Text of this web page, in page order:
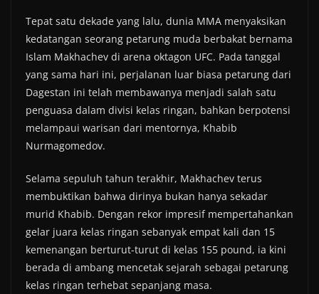
Tepat satu dekade yang lalu, dunia MMA menyaksikan
kedatangan seorang petarung muda berbakat bernama
Islam Makhachev di arena oktagon UFC. Pada tanggal
yang sama hari ini, perjalanan luar biasa petarung dari
Dagestan ini telah membawanya menjadi salah satu
penguasa dalam divisi kelas ringan, bahkan berpotensi
melampaui warisan dari mentornya, Khabib
Nurmagomedov.
Selama sepuluh tahun terakhir, Makhachev terus
membuktikan bahwa dirinya bukan hanya sekadar
murid Khabib. Dengan rekor impresif mempertahankan
gelar juara kelas ringan sebanyak empat kali dan 15
kemenangan berturut-turut di kelas 155 pound, ia kini
berada di ambang mencetak sejarah sebagai petarung
kelas ringan terhebat sepanjang masa.